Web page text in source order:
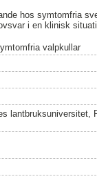
hos symtomfria
i en klinisk
valpkullar
lantbruksuniversitet,